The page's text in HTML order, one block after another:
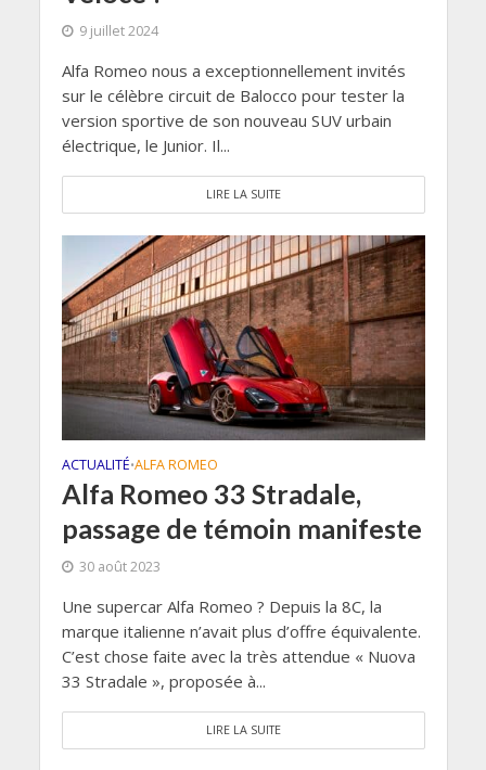
9 juillet 2024
Alfa Romeo nous a exceptionnellement invités
sur le célèbre circuit de Balocco pour tester la
version sportive de son nouveau SUV urbain
électrique, le Junior. Il...
LIRE LA SUITE
ACTUALITÉ•ALFA ROMEO
Alfa Romeo 33 Stradale,
passage de témoin manifeste
30 août 2023
Une supercar Alfa Romeo ? Depuis la 8C, la
marque italienne n’avait plus d’offre équivalente.
C’est chose faite avec la très attendue « Nuova
33 Stradale », proposée à...
LIRE LA SUITE